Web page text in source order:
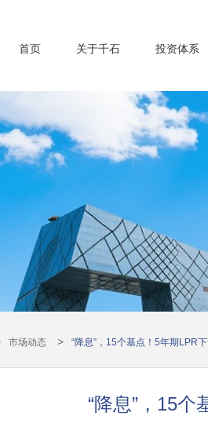
首页 关于千石 投资体系
市场动态 > “降息”，15个基点！5年期LPR
“降息”，15